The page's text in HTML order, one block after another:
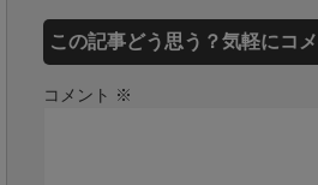
この記事どう思う？気軽にコ
コメント ※